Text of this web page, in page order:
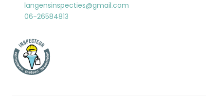
langensinspecties@gmail.com
06-26584813